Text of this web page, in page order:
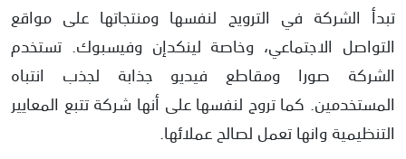
تبدأ الشركة في الترويج لنفسها ومنتجاتها على مواقع
التواصل الاجتماعي، وخاصة لينكدإن وفيسبوك. تستخدم
الشركة صورا ومقاطع فيديو جذابة لجذب انتباه
المستخدمين. كما تروج لنفسها على أنها شركة تتبع المعايير
التنظيمية وانها تعمل لصالح عملائها.